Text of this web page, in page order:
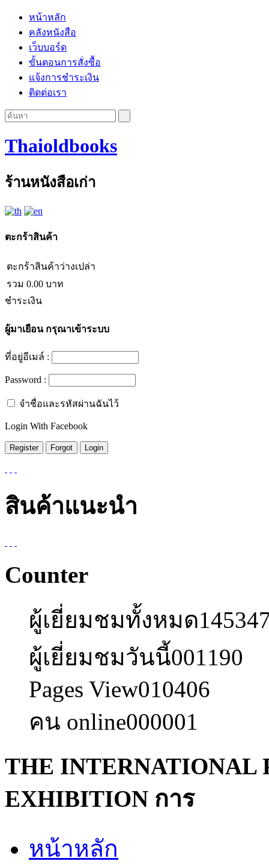
หน้าหลัก
คลังหนังสือ
เว็บบอร์ด
ขั้นตอนการสั่งซื้อ
แจ้งการชำระเงิน
ติดต่อเรา
Thaioldbooks
ร้านหนังสือเก่า
ตะกร้าสินค้า
ตะกร้าสินค้าว่างเปล่า
รวม 0.00 บาท
ชำระเงิน
ผู้มาเยือนกรุณาเข้าระบบ
ที่อยู่อีเมล์ :
Password :
จำชื่อและรหัสผ่านฉันไว้
Login With Facebook
สินค้าแนะนำ
Counter
ผู้เยี่ยมชมทั้งหมด
ผู้เยี่ยมชมวันนี้001190
Pages View010406
คน online000001
THE INTERNATIONAL
EXHIBITION การ
หน้าหลัก